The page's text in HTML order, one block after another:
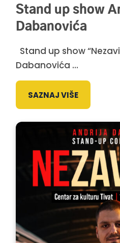
Stand up show
Dabanovića
Stand up show
Dabanovića ...
SAZNAJ VIŠE